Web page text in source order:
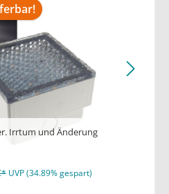
Irrtum und Änderung
UVP (34.89% gespart)